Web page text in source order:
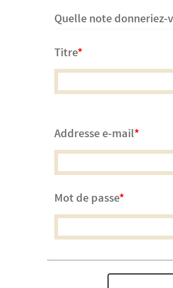
Quelle note donneriez-
Titre
Addresse e-mail
Mot de passe